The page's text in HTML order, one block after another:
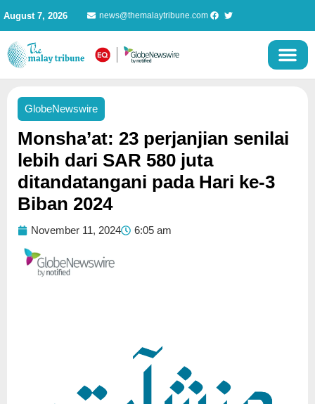
content
August 7, 2026 news@themalaytribune.com
GlobeNewswire
Monsha’at: 23 perjanjian senilai
lebih dari SAR 580 juta
ditandatangani pada Hari ke-3
Biban 2024
November 11, 2024 6:05 am